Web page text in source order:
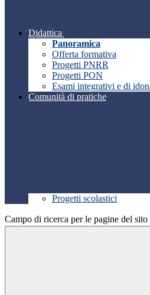
Didattica
Panoramica
Offerta formativa
Progetti PNRR
Progetti PON
Esami integrativi e di
Comunità di pratiche
Progetti scolastici
Campo di ricerca per le pagine del sito